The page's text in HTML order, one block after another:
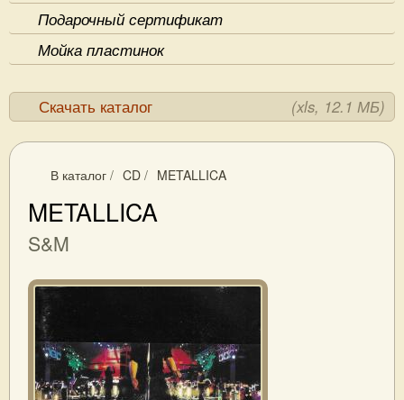
Подарочный сертификат
Мойка пластинок
Скачать каталог (xls, 12.1 МБ)
В каталог / CD / METALLICA
METALLICA
S&M